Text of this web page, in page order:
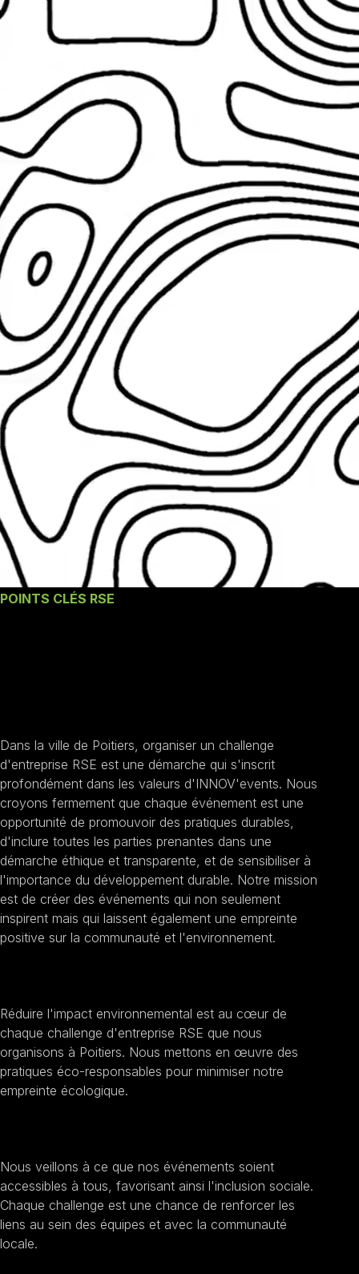
POINTS CLÉS RSE
Dans la ville de Poitiers, organiser un challenge
d'entreprise RSE est une démarche qui s'inscrit
profondément dans les valeurs d'INNOV'events. Nous
croyons fermement que chaque événement est une
opportunité de promouvoir des pratiques durables,
d'inclure toutes les parties prenantes dans une
démarche éthique et transparente, et de sensibiliser à
l'importance du développement durable. Notre mission
est de créer des événements qui non seulement
inspirent mais qui laissent également une empreinte
positive sur la communauté et l'environnement.
Réduire l'impact environnemental est au cœur de
chaque challenge d'entreprise RSE que nous
organisons à Poitiers. Nous mettons en œuvre des
pratiques éco-responsables pour minimiser notre
empreinte écologique.
Nous veillons à ce que nos événements soient
accessibles à tous, favorisant ainsi l'inclusion sociale.
Chaque challenge est une chance de renforcer les
liens au sein des équipes et avec la communauté
locale.